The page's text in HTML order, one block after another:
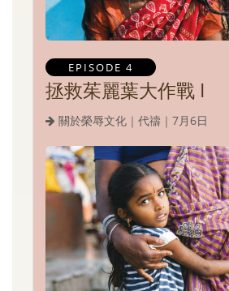
EPISODE 4
拯救茱麗葉大作戰 I
關於榮辱文化｜代禱｜7月6日